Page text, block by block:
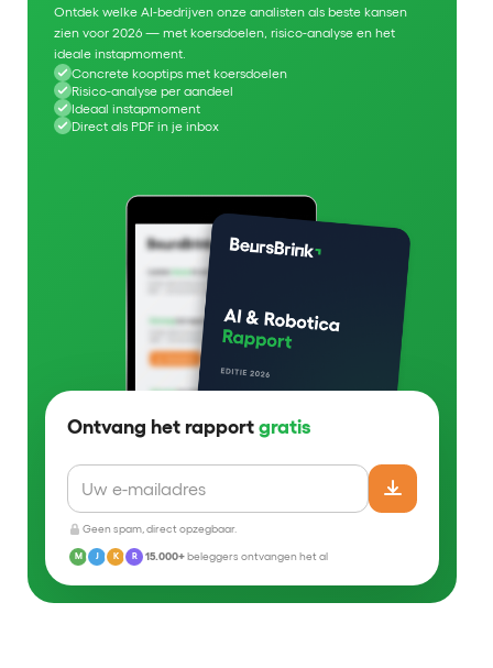
Ontdek welke AI-bedrijven onze analisten als beste kansen
zien voor 2026 — met koersdoelen, risico-analyse en het
ideale instapmoment.
Concrete kooptips met koersdoelen
Risico-analyse per aandeel
Ideaal instapmoment
Direct als PDF in je inbox
Ontvang het rapport gratis
Geen spam, direct opzegbaar.
M J K R 15.000+beleggers ontvangen het al